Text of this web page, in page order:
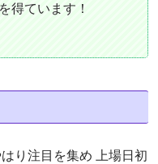
を得ています！
り注目を集め 上場日初